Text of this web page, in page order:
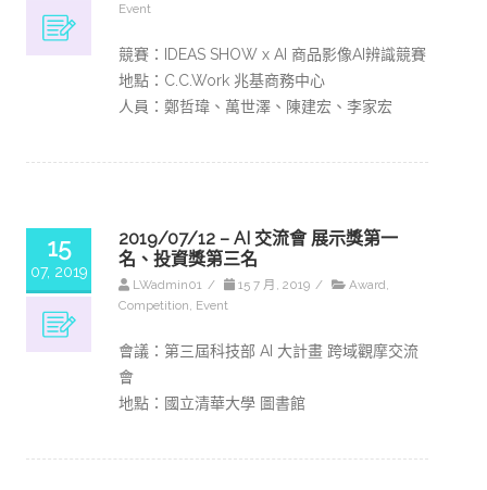
Event
競賽：IDEAS SHOW x AI 商品影像AI辨識競賽
地點：C.C.Work 兆基商務中心
人員：鄭哲瑋、萬世澤、陳建宏、李家宏
15
07, 2019
2019/07/12 – AI 交流會 展示獎第一
名、投資獎第三名
LWadmin01 / 15 7 月, 2019 / Award,
Competition, Event
會議：第三屆科技部 AI 大計畫 跨域觀摩交流
會
地點：國立清華大學 圖書館